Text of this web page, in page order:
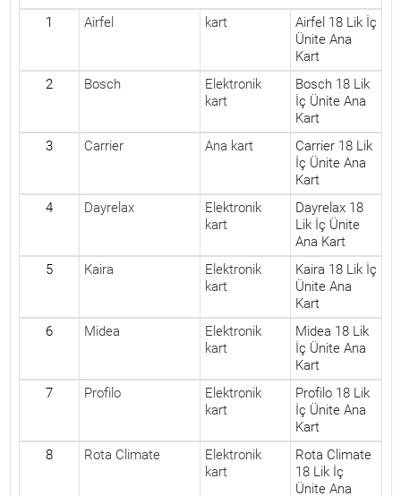
1
Airfel kart
Airfel 18 Lik İç
Ünite Ana
Kart
2
Bosch
Elektronik
kart
Bosch 18 Lik
İç Ünite Ana
Kart
3
Carrier Ana kart
Carrier 18 Lik
İç Ünite Ana
Kart
4
Dayrelax
Elektronik
kart
Dayrelax 18
Lik İç Ünite
Ana Kart
5
Kaira
Elektronik
kart
Kaira 18 Lik İç
Ünite Ana
Kart
6
Midea
Elektronik
kart
Midea 18 Lik
İç Ünite Ana
Kart
7
Profilo
Elektronik
kart
Profilo 18 Lik
İç Ünite Ana
Kart
8
Rota Climate
Elektronik
kart
Rota Climate
18 Lik İç
Ünite Ana